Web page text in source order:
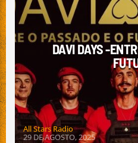
NACIONAL
PROMOÇÃO DE
DAVI DAYS -
All Stars Radio
29 DE AGOSTO, 2025